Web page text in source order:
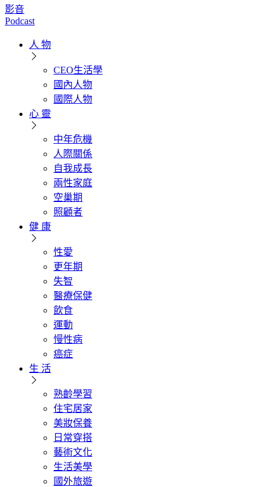
影音
Podcast
人 物
CEO生活學
國內人物
國際人物
心 靈
中年危機
人際關係
自我成長
兩性家庭
空巢期
照顧者
健 康
性愛
更年期
失智
醫療保健
飲食
運動
慢性病
癌症
生 活
熟齡學習
住宅居家
美妝保養
日常穿搭
藝術文化
生活美學
國外旅遊